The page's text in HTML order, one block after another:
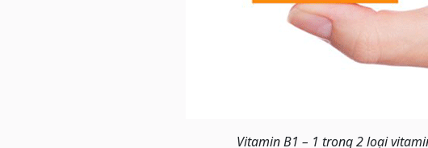
Vitamin B1 – 1 trong 2 loại